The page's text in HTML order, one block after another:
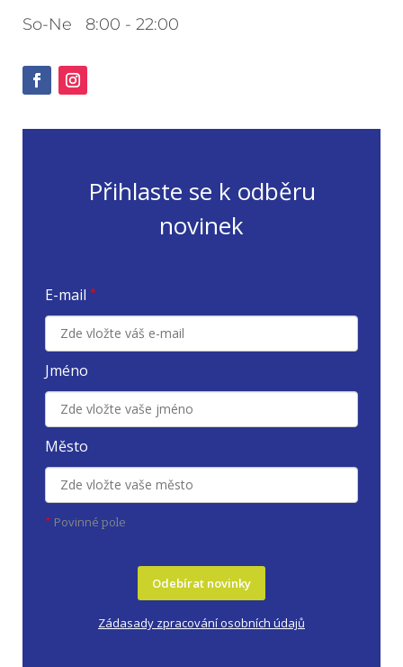
So-Ne 8:00 - 22:00
Přihlaste se k odběru
novinek
E-mail *
Jméno
Město
* Povinné pole
Odebírat novinky
Zádasady zpracování osobních údajů